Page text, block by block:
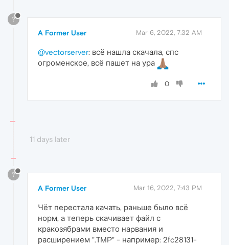
?
A Former User Mar 6, 2022, 7:32 AM
@vectorserver: всё нашла скачала, спс
огроменское, всё пашет на ура
0
11 days later
?
A Former User Mar 16, 2022, 7:43 PM
Чёт перестала качать, раньше было всё
норм, а теперь скачивает файл с
кракозябрами вместо наpвания и
расширением ".TMP" - например: 2fc28131-